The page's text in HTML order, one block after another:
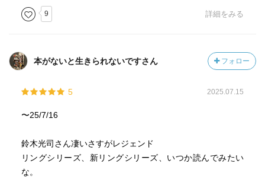
9 詳細をみる
本がないと生きられないですさん フォロー
5 2025.07.15
〜25/7/16
鈴木光司さん凄いさすがレジェンド
リングシリーズ、新リングシリーズ、いつか読んでみたい
な。